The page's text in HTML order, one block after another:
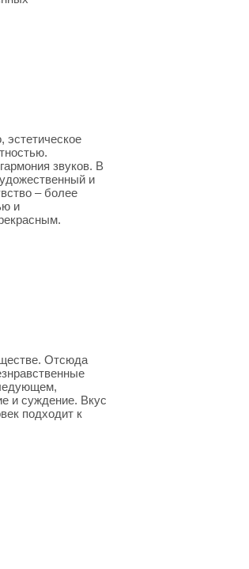
эстетическое
звуков. В
и
– более
и
Отсюда
и суждение. Вкус
подходит к